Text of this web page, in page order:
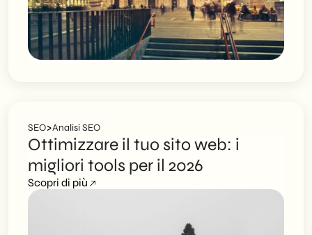
SEO>Analisi SEO
Ottimizzare il tuo sito web: i
migliori tools per il 2026
Scopri di più